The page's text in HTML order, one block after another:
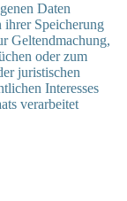
Daten
ihrer Speicherung
Geltendmachung,
oder zum
juristischen
Interesses
verarbeitet